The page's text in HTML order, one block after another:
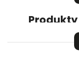
Můžete se ale